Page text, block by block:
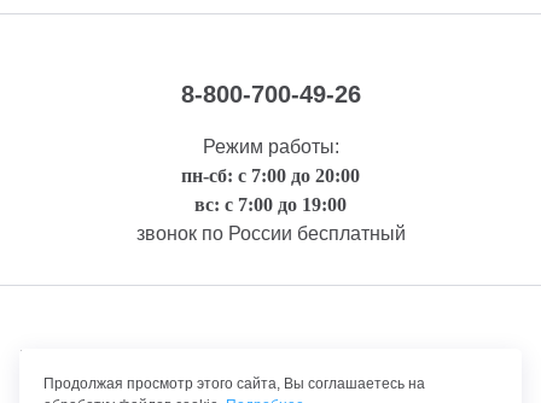
8-800-700-49-26
Режим работы:
пн-сб: с 7:00 до 20:00
вс: с 7:00 до 19:00
звонок по России бесплатный
Правовая информация
Продолжая просмотр этого сайта, Вы соглашаетесь на